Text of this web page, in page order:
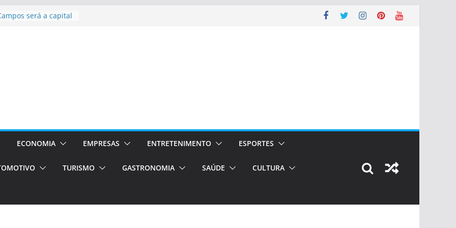
será a capital
Estão
Orientados
E VAN
em Porto
bolsas –
ECONOMIA EMPRESAS ENTRETENIMENTO ESPORTES
TURISMO GASTRONOMIA SAÚDE CULTURA